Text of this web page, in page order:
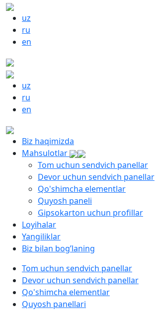
uz
ru
en
uz
ru
en
Biz haqimizda
Mahsulotlar
Tom uchun sendvich panellar
Devor uchun sendvich panellar
Qo'shimcha elementlar
Quyosh paneli
Gipsokarton uchun profillar
Loyihalar
Yangiliklar
Biz bilan bog’laning
Tom uchun sendvich panellar
Devor uchun sendvich panellar
Qo'shimcha elementlar
Quyosh panellari